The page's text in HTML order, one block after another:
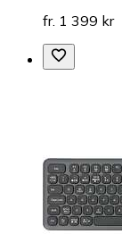
fr. 1 399 kr